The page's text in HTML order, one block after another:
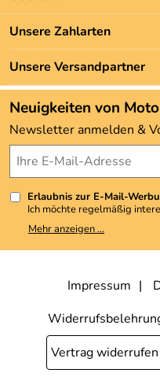
Batteriegesetz
Newsletter
Zahlung und Versand
Unsere Bestseller
Marken
Neu
Angebote
Kundenbewertungen
4,9/5*****
Unsere Zahlarten
Unsere Versandpartner
Neuigkeiten von
Newsletter anmelden &
Erlaubnis zur E-Mail-
Ich möchte regelmäßig
Meine E-Mail-Adresse wird
weitergegeben. Zu
kann ich jederzeit mit
den Link "Abmelden" am
Mehr anzeigen ...
Impressum
Vertrag widerrufen